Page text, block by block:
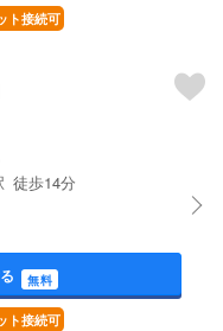
ト接続可
徒歩14分
無料
ト接続可